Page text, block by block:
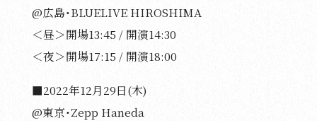
@広島・BLUELIVE HIROSHIMA
＜昼＞開場13:45 / 開演14:30
＜夜＞開場17:15 / 開演18:00
■2022年12月29日(木)
@東京・Zepp Haneda